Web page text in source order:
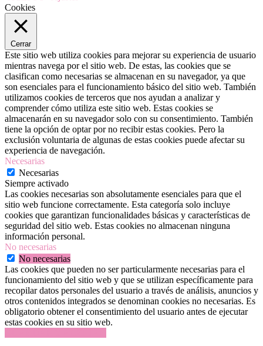
Cookies
Cerrar
Este sitio web utiliza cookies para mejorar su experiencia de usuario
mientras navega por el sitio web. De estas, las cookies que se
clasifican como necesarias se almacenan en su navegador, ya que
son esenciales para el funcionamiento básico del sitio web. También
utilizamos cookies de terceros que nos ayudan a analizar y
comprender cómo utiliza este sitio web. Estas cookies se
almacenarán en su navegador solo con su consentimiento. También
tiene la opción de optar por no recibir estas cookies. Pero la
exclusión voluntaria de algunas de estas cookies puede afectar su
experiencia de navegación.
Necesarias
Necesarias
Siempre activado
Las cookies necesarias son absolutamente esenciales para que el
sitio web funcione correctamente. Esta categoría solo incluye
cookies que garantizan funcionalidades básicas y características de
seguridad del sitio web. Estas cookies no almacenan ninguna
información personal.
No necesarias
No necesarias
Las cookies que pueden no ser particularmente necesarias para el
funcionamiento del sitio web y que se utilizan específicamente para
recopilar datos personales del usuario a través de análisis, anuncios y
otros contenidos integrados se denominan cookies no necesarias. Es
obligatorio obtener el consentimiento del usuario antes de ejecutar
estas cookies en su sitio web.